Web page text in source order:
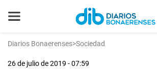
Diarios Bonaerenses>Sociedad
26 de julio de 2019 - 07:59